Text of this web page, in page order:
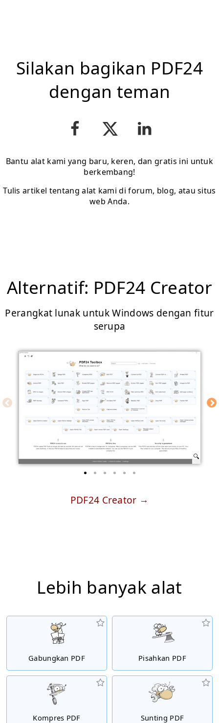
Silakan bagikan PDF24
dengan teman
Bantu alat kami yang baru, keren, dan gratis ini untuk
berkembang!
Tulis artikel tentang alat kami di forum, blog, atau situs
web Anda.
Alternatif: PDF24 Creator
Perangkat lunak untuk Windows dengan fitur
serupa
PDF24 Creator
Lebih banyak alat
Gabungkan PDF Pisahkan PDF
Kompres PDF Sunting PDF